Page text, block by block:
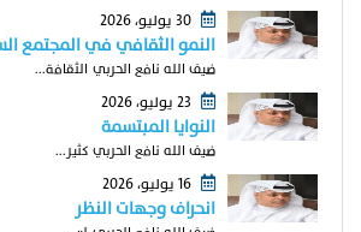
30 يوليو، 2026
النمو الثقافي في المجتمع
ضيف الله نافع الحربي الثقافة...
النوايا المبتسمة
ضيف الله نافع الحربي كثير...
16 يوليو، 2026
انحراف وجهات النظر